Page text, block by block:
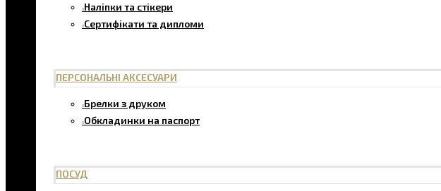
Наліпки та стікери
Сертифікати та дипломи
ПЕРСОНАЛЬНІ АКСЕСУАРИ
Брелки з друком
Обкладинки на паспорт
ПОСУД